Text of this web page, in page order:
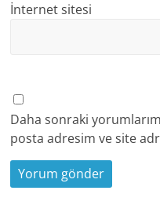
İnternet sitesi
Daha sonraki
posta adresim ve site